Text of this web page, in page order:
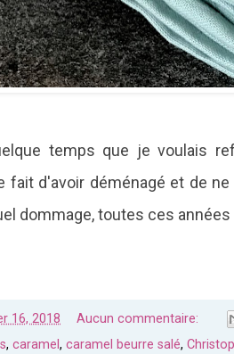
temps que je voulais
fait d'avoir déménagé et de
dommage, toutes ces
16, 2018
Aucun commentaire:
, caramel , caramel beurre salé,